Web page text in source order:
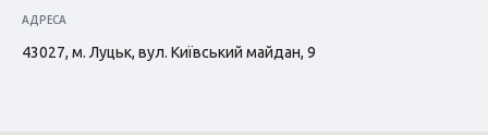
АДРЕСА
43027, м. Луцьк, вул. Київський майдан, 9